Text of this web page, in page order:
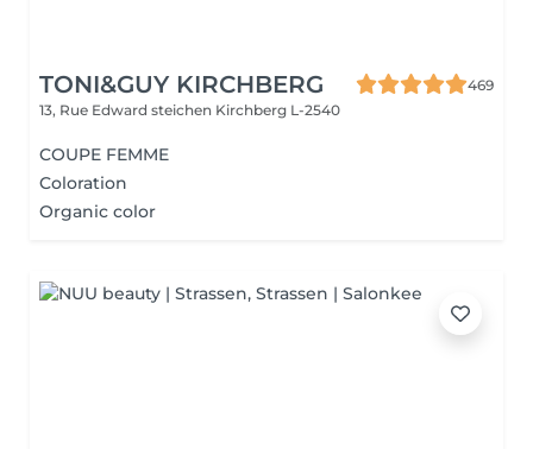
TONI&GUY KIRCHBERG
469
13, Rue Edward steichen Kirchberg L-2540
COUPE FEMME
Coloration
Organic color